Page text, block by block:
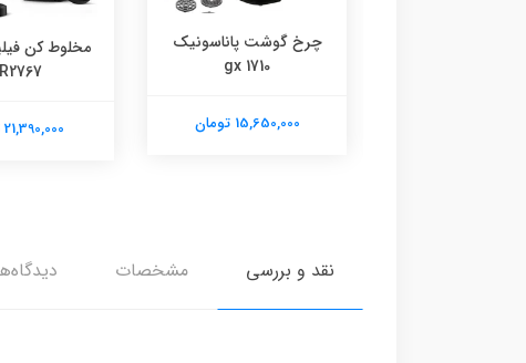
چرخ گوشت پاناسونیک
gx 1710
15,650,000 تومان
مخلوط کن
21,390,000 تومان
نقد و بررسی مشخصات